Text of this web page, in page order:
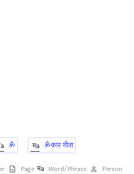
ॐ ॐकार गीता
Page Word/Phrase Person